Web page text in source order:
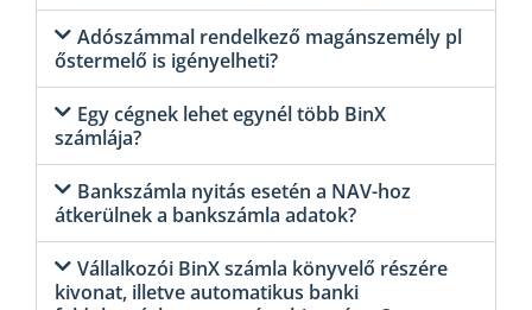
Adószámmal rendelkező magánszemély pl
őstermelő is igényelheti?
Egy cégnek lehet egynél több BinX
számlája?
Bankszámla nyitás esetén a NAV-hoz
átkerülnek a bankszámla adatok?
Vállalkozói BinX számla könyvelő részére
kivonat, illetve automatikus banki